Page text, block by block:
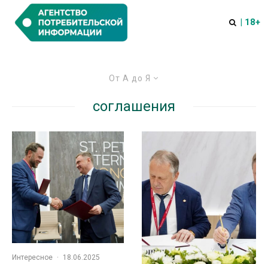
| 18+
От А до Я
соглашения
Интересное · 18.06.2025